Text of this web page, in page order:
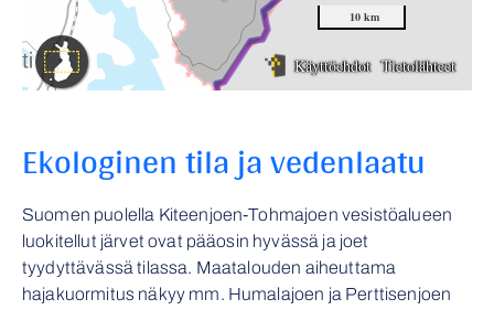
Ekologinen tila ja vedenlaatu
Suomen puolella Kiteenjoen-Tohmajoen vesistöalueen
luokitellut järvet ovat pääosin hyvässä ja joet
tyydyttävässä tilassa. Maatalouden aiheuttama
hajakuormitus näkyy mm. Humalajoen ja Perttisenjoen